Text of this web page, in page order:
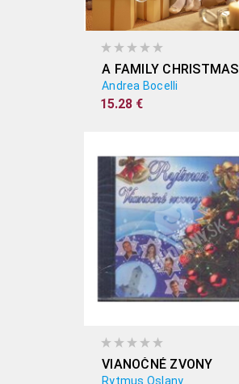
A FAMILY CHRISTMAS
Andrea Bocelli
15.28 €
VIANOČNÉ ZVONY
Rytmus Oslany